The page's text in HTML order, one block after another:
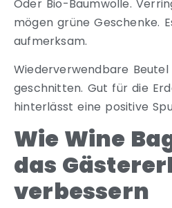
Oder Bio-Baumwolle.
mögen grüne Geschenke.
aufmerksam.
Wiederverwendbare
geschnitten. Gut für die
hinterlässt eine positive
Wie Wine
das
verbessern